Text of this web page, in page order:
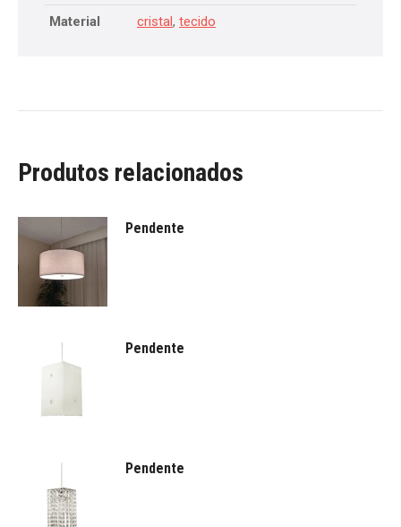
Material cristal, tecido
Produtos relacionados
Pendente
Pendente
Pendente